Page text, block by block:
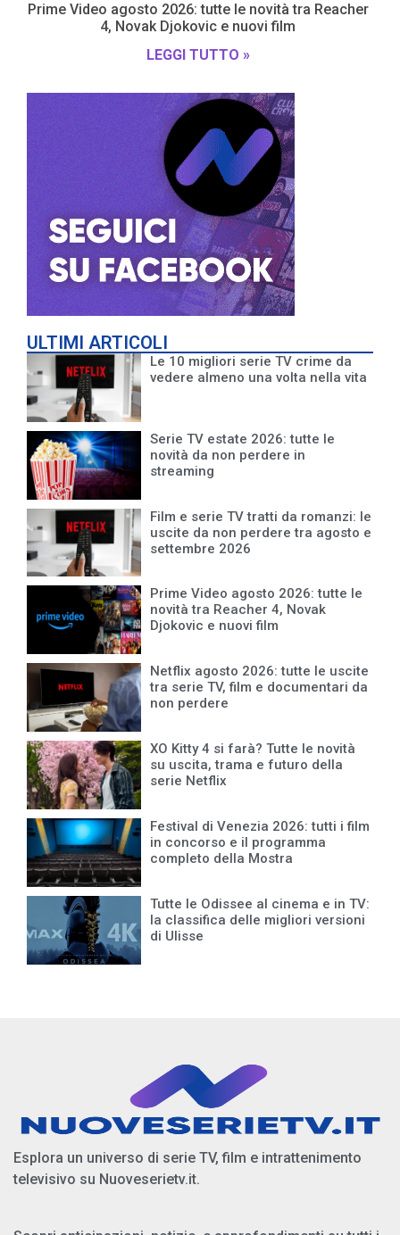
Prime Video agosto 2026: tutte le novità tra Reacher
4, Novak Djokovic e nuovi film
LEGGI TUTTO »
ULTIMI ARTICOLI
Le 10 migliori serie TV crime da
vedere almeno una volta nella vita
Serie TV estate 2026: tutte le
novità da non perdere in
streaming
Film e serie TV tratti da romanzi: le
uscite da non perdere tra agosto e
settembre 2026
Prime Video agosto 2026: tutte le
novità tra Reacher 4, Novak
Djokovic e nuovi film
Netflix agosto 2026: tutte le uscite
tra serie TV, film e documentari da
non perdere
XO Kitty 4 si farà? Tutte le novità
su uscita, trama e futuro della
serie Netflix
Festival di Venezia 2026: tutti i film
in concorso e il programma
completo della Mostra
Tutte le Odissee al cinema e in TV:
la classifica delle migliori versioni
di Ulisse
Esplora un universo di serie TV, film e intrattenimento
televisivo su Nuoveserietv.it.